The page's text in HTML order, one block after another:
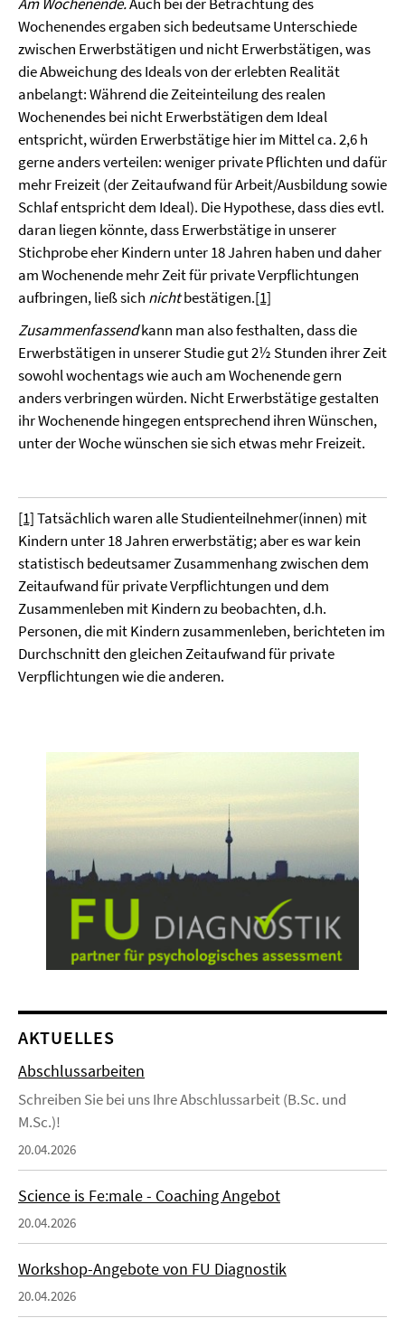
Wochenendes ergaben sich bedeutsame Unterschiede
zwischen Erwerbstätigen und nicht Erwerbstätigen, was
die Abweichung des Ideals von der erlebten Realität
anbelangt: Während die Zeiteinteilung des realen
Wochenendes bei nicht Erwerbstätigen dem Ideal
entspricht, würden Erwerbstätige hier im Mittel ca. 2,6 h
gerne anders verteilen: weniger private Pflichten und dafür
mehr Freizeit (der Zeitaufwand für Arbeit/Ausbildung sowie
Schlaf entspricht dem Ideal). Die Hypothese, dass dies evtl.
daran liegen könnte, dass Erwerbstätige in unserer
Stichprobe eher Kindern unter 18 Jahren haben und daher
am Wochenende mehr Zeit für private Verpflichtungen
aufbringen, ließ sich nichtbestätigen.[1]
Zusammenfassendkann man also festhalten, dass die
Erwerbstätigen in unserer Studie gut 2½ Stunden ihrer Zeit
sowohl wochentags wie auch am Wochenende gern
anders verbringen würden. Nicht Erwerbstätige gestalten
ihr Wochenende hingegen entsprechend ihren Wünschen,
unter der Woche wünschen sie sich etwas mehr Freizeit.
[1]Tatsächlich waren alle Studienteilnehmer(innen) mit
Kindern unter 18 Jahren erwerbstätig; aber es war kein
statistisch bedeutsamer Zusammenhang zwischen dem
Zeitaufwand für private Verpflichtungen und dem
Zusammenleben mit Kindern zu beobachten, d.h.
Personen, die mit Kindern zusammenleben, berichteten im
Durchschnitt den gleichen Zeitaufwand für private
Verpflichtungen wie die anderen.
AKTUELLES
Abschlussarbeiten
Schreiben Sie bei uns Ihre Abschlussarbeit (B.Sc. und
M.Sc.)!
20.04.2026
Science is Fe:male - Coaching Angebot
20.04.2026
Workshop-Angebote von FU Diagnostik
20.04.2026